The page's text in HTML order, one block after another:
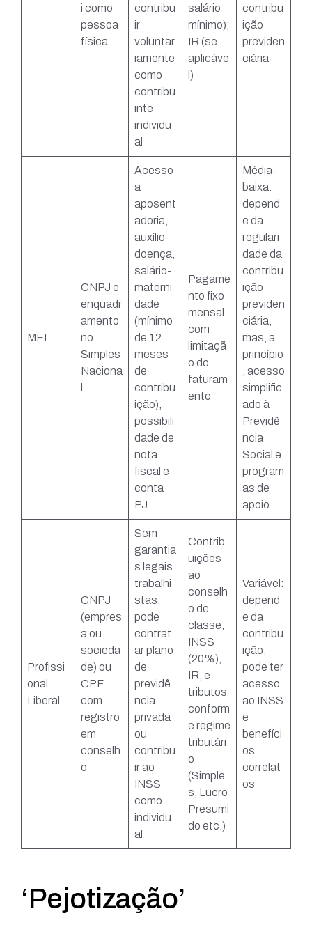
i como
pessoa
física
contribu
ir
voluntar
iamente
como
contribu
inte
individu
al
salário
mínimo);
IR (se
aplicáve
l)
contribu
ição
previden
ciária
MEI
CNPJ e
enquadr
amento
no
Simples
Naciona
Acesso
a
aposent
adoria,
auxílio-
doença,
salário-
materni
dade
(mínimo
de 12
meses
de
contribu
ição),
possibili
dade de
nota
fiscal e
conta
PJ
Pagame
nto fixo
mensal
com
limitaçã
o do
faturam
ento
Média-
baixa:
depend
e da
regulari
dade da
contribu
ição
previden
ciária,
mas, a
princípio
, acesso
simplific
ado à
Previdê
ncia
Social e
program
as de
apoio
Profissi
onal
Liberal
CNPJ
(empres
a ou
socieda
de) ou
CPF
com
registro
em
conselh
o
Sem
garantia
s legais
trabalhi
stas;
pode
contrat
ar plano
de
previdê
ncia
privada
ou
contribu
ir ao
INSS
como
individu
al
Contrib
uições
ao
conselh
o de
classe,
INSS
(20%),
IR, e
tributos
conform
e regime
tributári
o
(Simple
s, Lucro
Presumi
do etc.)
Variável:
depend
e da
contribu
ição;
pode ter
acesso
ao INSS
e
benefíci
os
correlat
os
‘Pejotização’